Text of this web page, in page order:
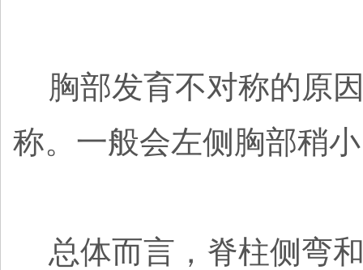
胸部发育不对称的原
称。一般会左侧胸部稍
总体而言，脊柱侧弯